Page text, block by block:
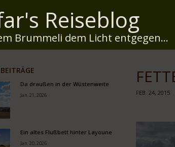
Reiseblog
Brummeli dem Licht entgegen...
FEB. 24, 2015
Da draußen in der Wüstenweite
Jan. 21, 2026
Ein altes Flußbett hinter Layoune
Jan. 20, 2026